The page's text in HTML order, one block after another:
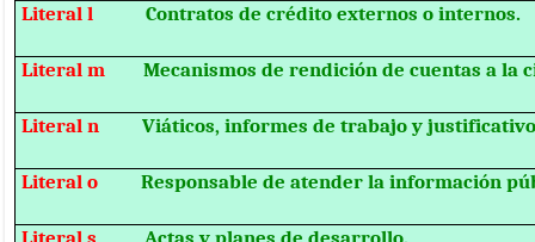
Literal lContratos de crédito externos o internos.
Literal mMecanismos de rendición de cuentas a la
Literal nViáticos, informes de trabajo y
Literal oResponsable de atender la información